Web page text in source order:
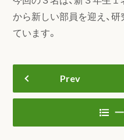
から新しい部員を迎え、
ています。
Prev